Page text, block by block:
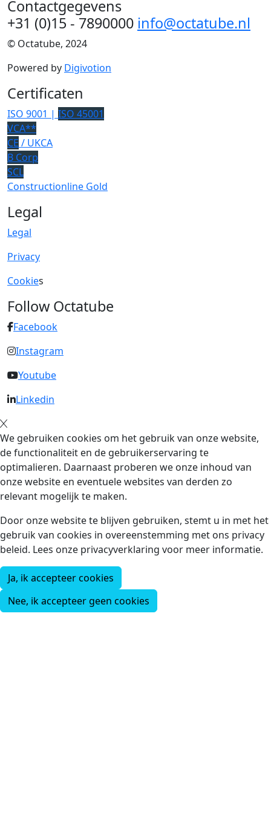
Contactgegevens
+31 (0)15 - 7890000 info@octatube.nl
© Octatube, 2024
Powered by Digivotion
Certificaten
ISO 9001 | ISO 45001
VCA**
CE / UKCA
B Corp
SCL
Constructionline Gold
Legal
Legal
Privacy
Cookies
Follow Octatube
Facebook
Instagram
Youtube
Linkedin
We gebruiken cookies om het gebruik van onze website,
de functionaliteit en de gebruikerservaring te
optimalieren. Daarnaast proberen we onze inhoud van
onze website en eventuele websites van derden zo
relevant mogelijk te maken.
Door onze website te blijven gebruiken, stemt u in met het
gebruik van cookies in overeenstemming met ons privacy
beleid. Lees onze privacyverklaring voor meer informatie.
Ja, ik accepteer cookies
Nee, ik accepteer geen cookies